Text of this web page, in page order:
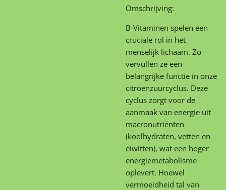
Omschrijving:
B-Vitaminen spelen een
cruciale rol in het
menselijk lichaam. Zo
vervullen ze een
belangrijke functie in onze
citroenzuurcyclus. Deze
cyclus zorgt voor de
aanmaak van energie uit
macronutriënten
(koolhydraten, vetten en
eiwitten), wat een hoger
energiemetabolisme
oplevert. Hoewel
vermoeidheid tal van